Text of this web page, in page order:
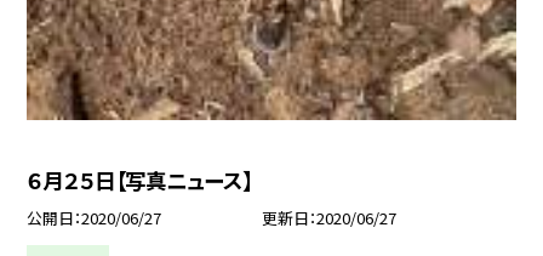
６月２５日【写真ニュース】
公開日 2020/06/27 更新日 2020/06/27